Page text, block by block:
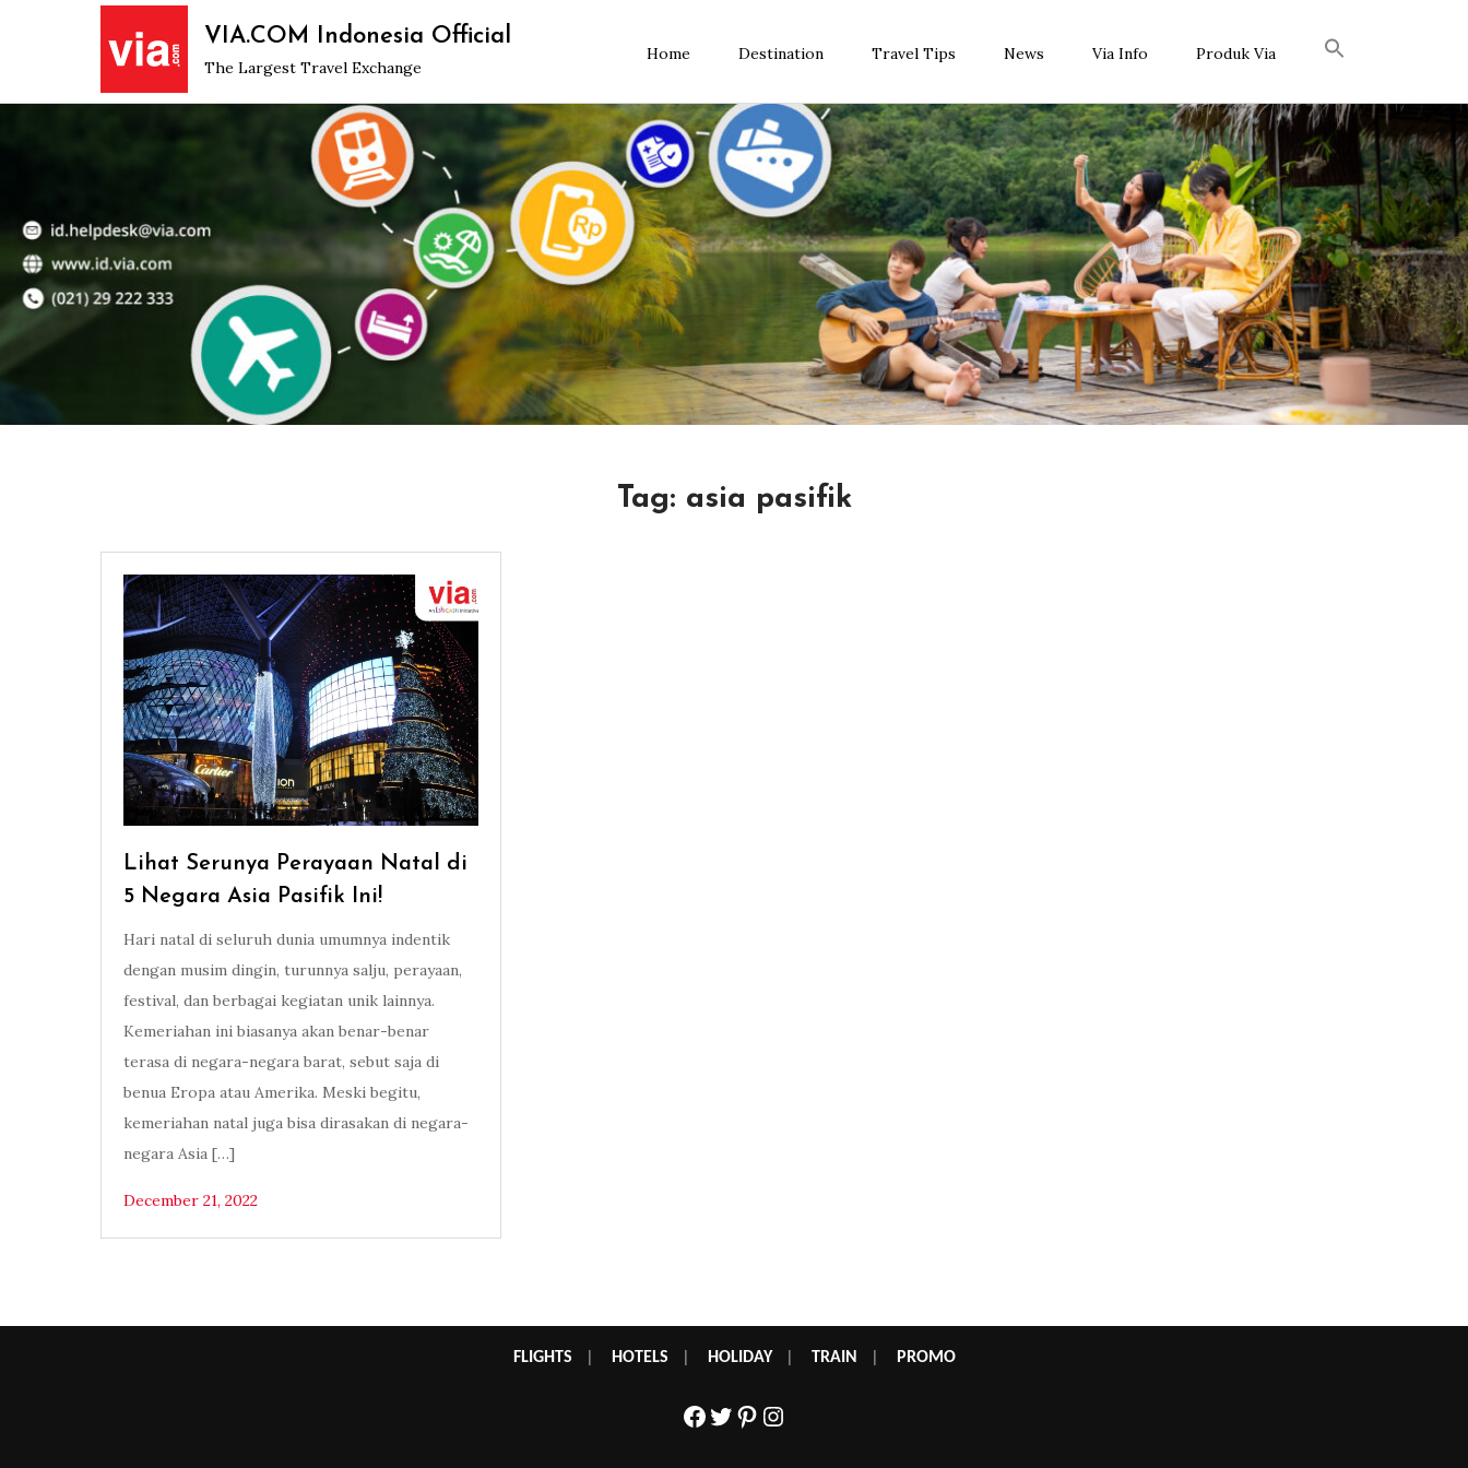
VIA.COM Indonesia Official
The Largest Travel Exchange
Home Destination Travel Tips News Via Info Produk Via
Tag: asia pasifik
Lihat Serunya Perayaan Natal di
5 Negara Asia Pasifik Ini!
Hari natal di seluruh dunia umumnya indentik
dengan musim dingin, turunnya salju, perayaan,
festival, dan berbagai kegiatan unik lainnya.
Kemeriahan ini biasanya akan benar-benar
terasa di negara-negara barat, sebut saja di
benua Eropa atau Amerika. Meski begitu,
kemeriahan natal juga bisa dirasakan di negara-
negara Asia […]
December 21, 2022
FLIGHTS HOTELS HOLIDAY| TRAIN PROMO
Facebook
Twitter
Pinterest
Instagram